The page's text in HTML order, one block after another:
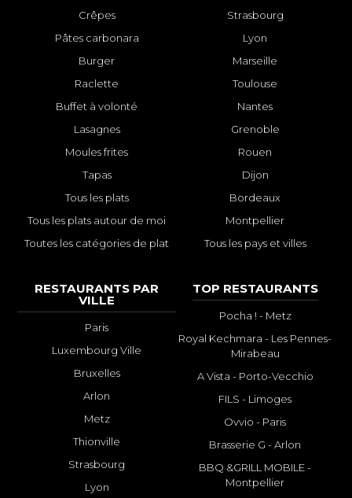
Crêpes
Pâtes carbonara
Burger
Raclette
Buffet à volonté
Lasagnes
Moules frites
Tapas
Tous les plats
Tous les plats autour de moi
Toutes les catégories de plat
Strasbourg
Lyon
Marseille
Toulouse
Nantes
Grenoble
Rouen
Dijon
Bordeaux
Montpellier
Tous les pays et villes
RESTAURANTS PAR
VILLE
Paris
Luxembourg Ville
Bruxelles
Arlon
Metz
Thionville
Strasbourg
Lyon
TOP RESTAURANTS
Pocha ! - Metz
Royal Kechmara - Les Pennes-
Mirabeau
A Vista - Porto-Vecchio
FILS - Limoges
Ovvio - Paris
Brasserie G - Arlon
BBQ &GRILL MOBILE -
Montpellier